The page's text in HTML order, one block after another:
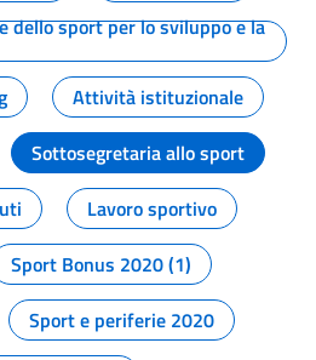
dello sport per lo sviluppo e la
Attività istituzionale
Sottosegretaria allo sport
Lavoro sportivo
Sport Bonus 2020 (1)
Sport e periferie 2020